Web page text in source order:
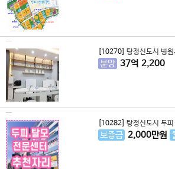
[10270] 탕정신도시 병
분양 37억 2,200
[10282] 탕정신도시 두
보증금 2,000만원